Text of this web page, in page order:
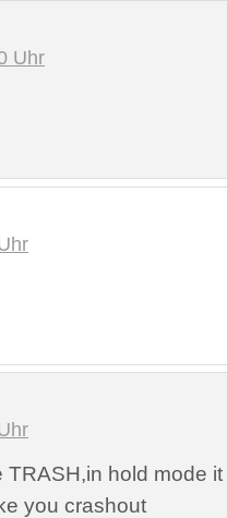
Uhr
TRASH,in hold mode
you crashout